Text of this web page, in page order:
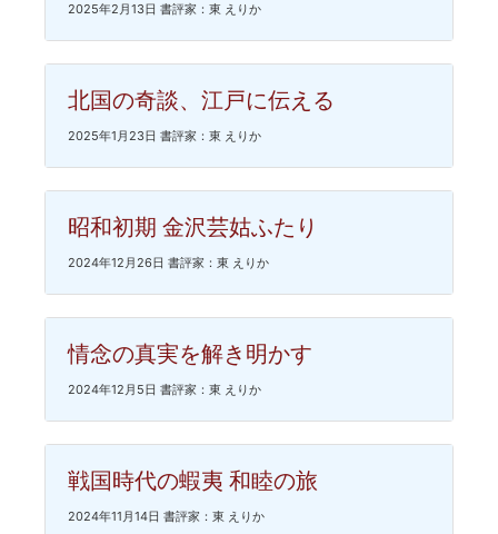
2025年2月13日 書評家：東 えりか
北国の奇談、江戸に伝える
2025年1月23日 書評家：東 えりか
昭和初期 金沢芸姑ふたり
2024年12月26日 書評家：東 えりか
情念の真実を解き明かす
2024年12月5日 書評家：東 えりか
戦国時代の蝦夷 和睦の旅
2024年11月14日 書評家：東 えりか